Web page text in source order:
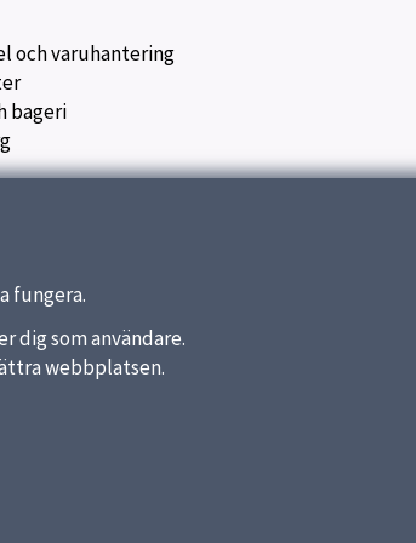
och varuhantering
bageri
fungera.
dig som användare.
webbplatsen.